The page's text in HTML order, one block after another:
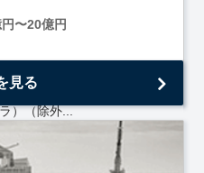
〜20億円
介、人材派遣事業（売上規
材派遣（対象業界：機電・
）（除外...
見る